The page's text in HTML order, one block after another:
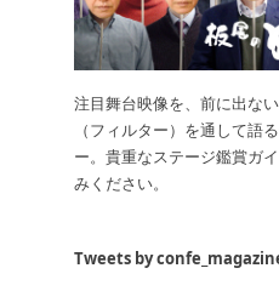
注目舞台映像を、前に出な
（フィルター）を通して語
ー。貴重なステージ鑑賞ガ
みください。
Tweets by